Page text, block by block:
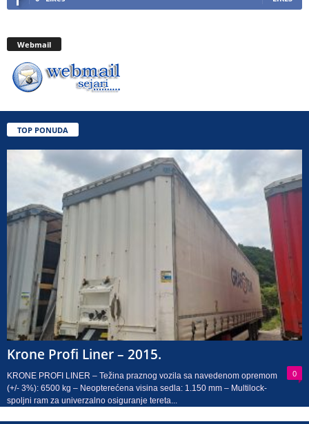
Webmail
TOP PONUDA
Krone Profi Liner – 2015.
0
KRONE PROFI LINER – Težina praznog vozila sa navedenom opremom
(+/- 3%): 6500 kg – Neopterećena visina sedla: 1.150 mm – Multilock-
spoljni ram za univerzalno osiguranje tereta...